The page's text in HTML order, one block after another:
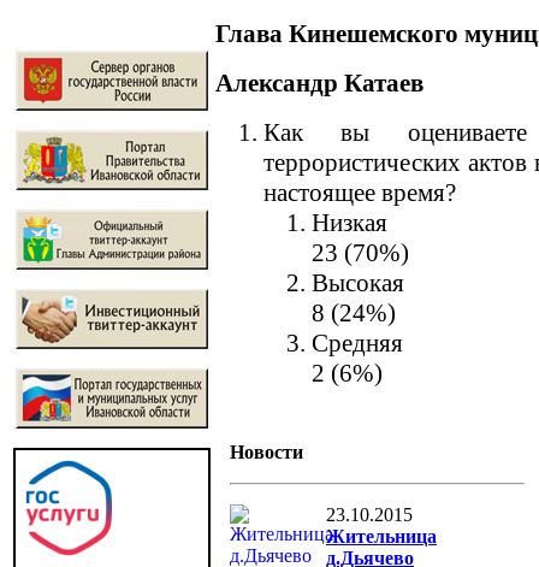
Глава Кинешемского
Александр Катаев
Как вы оцениваете
террористических
настоящее время?
Низкая
23 (70%)
Высокая
8 (24%)
Средняя
2 (6%)
Новости
23.10.2015
Жительница
д.Дьячево